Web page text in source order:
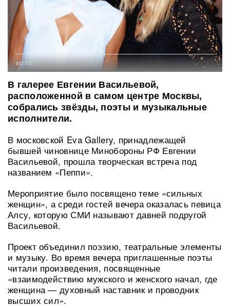
ФОТО:
В галерее Евгении Васильевой,
расположенной в самом центре Москвы,
собрались звёзды, поэты и музыкальные
исполнители.
В московской Eva Gallery, принадлежащей
бывшей чиновнице Минобороны РФ Евгении
Васильевой, прошла творческая встреча под
названием «Пеппи».
Мероприятие было посвящено теме «сильных
женщин», а среди гостей вечера оказалась певица
Алсу, которую СМИ называют давней подругой
Васильевой.
Проект объединил поэзию, театральные элементы
и музыку. Во время вечера приглашенные поэты
читали произведения, посвященные
«взаимодействию мужского и женского начал, где
женщина — духовный наставник и проводник
высших сил».